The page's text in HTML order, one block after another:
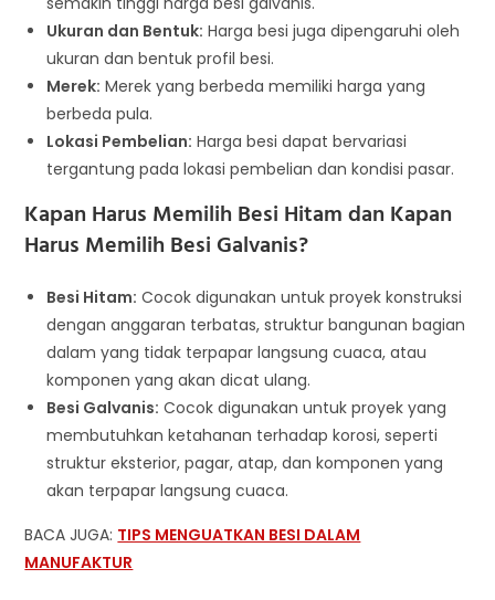
Ukuran dan Bentuk: Harga besi juga dipengaruhi oleh
ukuran dan bentuk profil besi.
Merek: Merek yang berbeda memiliki harga yang
berbeda pula.
Lokasi Pembelian: Harga besi dapat bervariasi
tergantung pada lokasi pembelian dan kondisi pasar.
Kapan Harus Memilih Besi Hitam dan Kapan
Harus Memilih Besi Galvanis?
Besi Hitam: Cocok digunakan untuk proyek konstruksi
dengan anggaran terbatas, struktur bangunan bagian
dalam yang tidak terpapar langsung cuaca, atau
komponen yang akan dicat ulang.
Besi Galvanis: Cocok digunakan untuk proyek yang
membutuhkan ketahanan terhadap korosi, seperti
struktur eksterior, pagar, atap, dan komponen yang
akan terpapar langsung cuaca.
BACA JUGA: TIPS MENGUATKAN BESI DALAM
MANUFAKTUR